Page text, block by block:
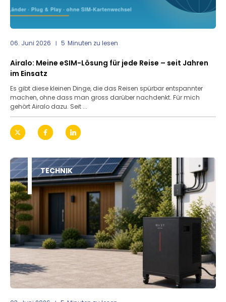
06. Juni 2026 5 Minuten zu lesen
Airalo: Meine eSIM-Lösung für jede Reise – seit Jahren
im Einsatz
Es gibt diese kleinen Dinge, die das Reisen spürbar entspannter
machen, ohne dass man gross darüber nachdenkt. Für mich
gehört Airalo dazu. Seit ...
TECHNIK